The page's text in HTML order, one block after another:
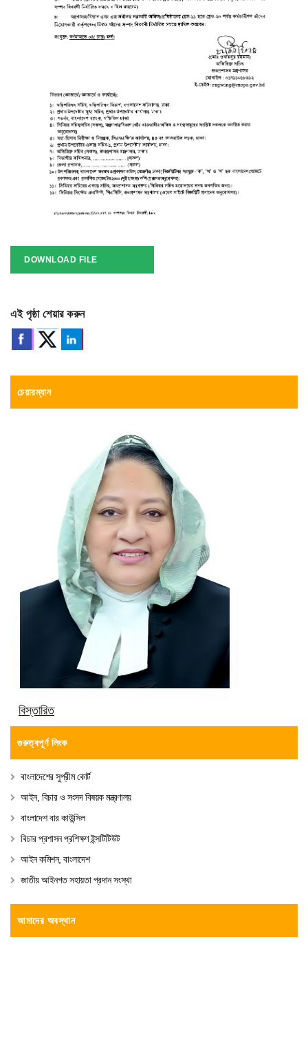
DOWNLOAD FILE
এই পৃষ্ঠা শেয়ার করুন
চেয়ারম্যান
বিস্তারিত
গুরুত্বপূর্ণ লিংক
বাংলাদেশের সুপ্রীম কোর্ট
আইন, বিচার ও সংসদ বিষয়ক মন্ত্রণালয়
বাংলাদেশ বার কাউন্সিল
বিচার প্রশাসন প্রশিক্ষণ ইন্সটিটিউট
আইন কমিশন, বাংলাদেশ
জাতীয় আইনগত সহায়তা প্রদান সংস্থা
আমাদের অবস্থান